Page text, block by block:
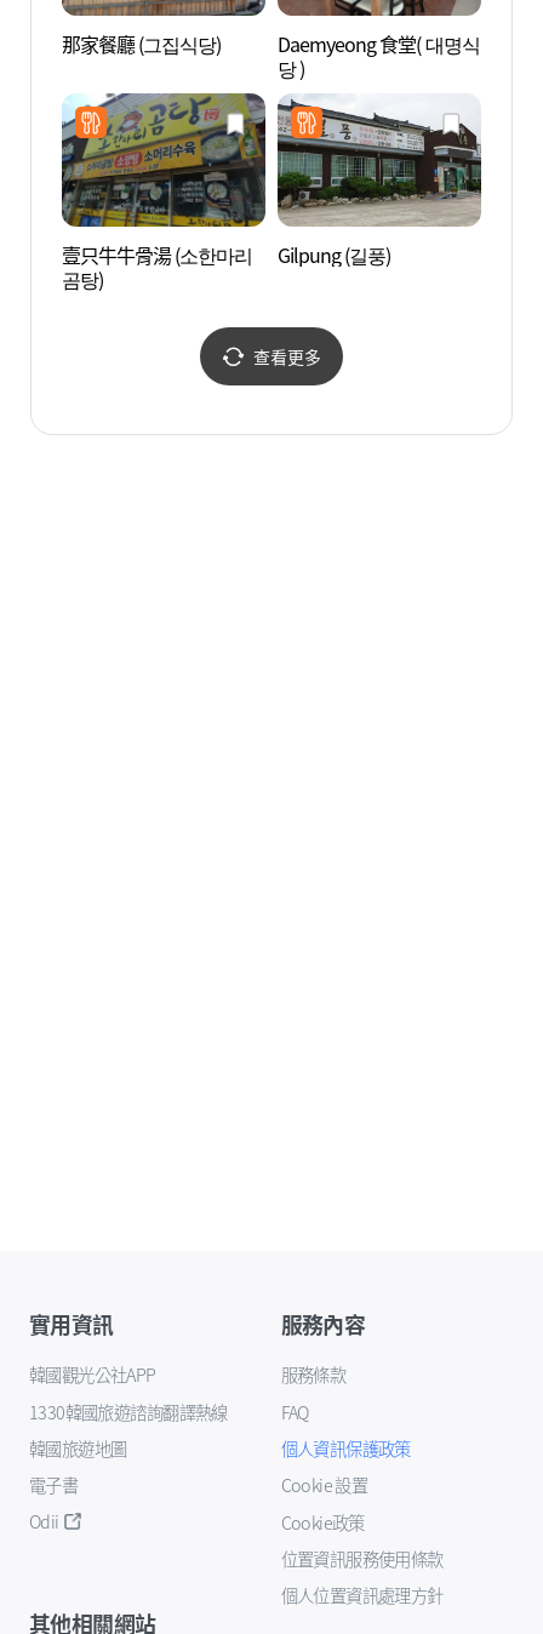
那家餐廳 (그집식당)
Daemyeong 食堂( 대명식
당 )
壹只牛牛骨湯 (소한마리
곰탕)
Gilpung (길풍)
查看更多
實用資訊
韓國觀光公社APP
1330韓國旅遊諮詢翻譯熱線
韓國旅遊地圖
電子書
Odii
服務內容
服務條款
FAQ
個人資訊保護政策
Cookie 設置
Cookie政策
位置資訊服務使用條款
個人位置資訊處理方針
其他相關網站